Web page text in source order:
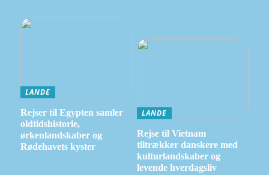
LANDE
Rejser til Egypten samler
oldtidshistorie,
ørkenlandskaber og
Rødehavets kyster
LANDE
Rejse til Vietnam
tiltrækker danskere med
kulturlandskaber og
levende hverdagsliv